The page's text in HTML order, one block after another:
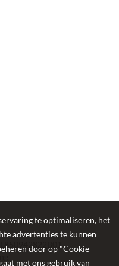
te optimaliseren, het
advertenties te kunnen
door op "Cookie
met ons gebruik van